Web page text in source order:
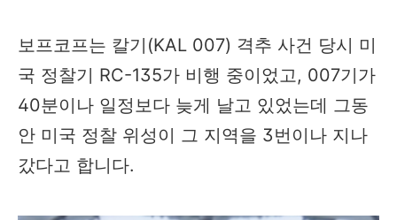
보프코프는 칼기(KAL 007) 격추 사건 당시 미
국 정찰기 RC-135가 비행 중이었고, 007기가
40분이나 일정보다 늦게 날고 있었는데 그동
안 미국 정찰 위성이 그 지역을 3번이나 지나
갔다고 합니다.